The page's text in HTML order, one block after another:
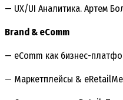
— UX/UI Аналитика. Артем
Brand & eComm
— eComm как бизнес-
— Маркетплейсы &